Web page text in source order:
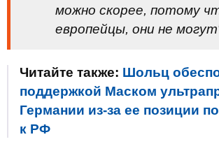
можно скорее, потому
европейцы, они не
Читайте также: Шольц
поддержкой Маском
Германии из-за ее позиции
к РФ